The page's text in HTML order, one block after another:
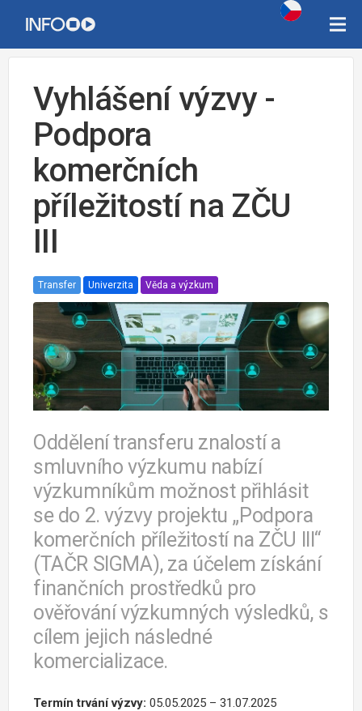
Vyhlášení výzvy -
Podpora
komerčních
příležitostí na ZČU
III
Transfer Univerzita Věda a výzkum
Oddělení transferu znalostí a
smluvního výzkumu nabízí
výzkumníkům možnost přihlásit
se do 2. výzvy projektu „Podpora
komerčních příležitostí na ZČU III“
(TAČR SIGMA), za účelem získání
finančních prostředků pro
ověřování výzkumných výsledků, s
cílem jejich následné
komercializace.
Termín trvání výzvy: 05.05.2025 – 31.07.2025